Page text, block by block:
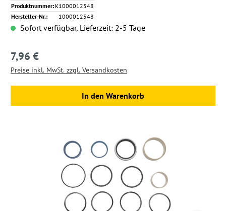
Produktnummer: K1000012548
Hersteller-Nr.:
1000012548
Sofort verfügbar, Lieferzeit: 2-5 Tage
Regulärer Preis:
7,96 €
Preise inkl. MwSt. zzgl. Versandkosten
In den Warenkorb